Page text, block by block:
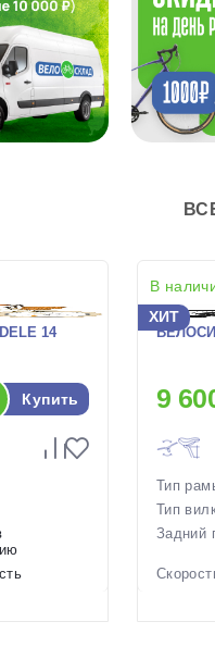
14
Купить
В
ХИТ
9
Тип
Тип
Задний